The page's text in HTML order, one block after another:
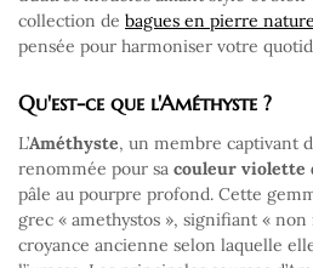
collection de bagues en pierre
pensée pour harmoniser votre
Qu'est-ce que l'Améthyste ?
L’Améthyste, un membre captivant
renommée pour sa couleur violette
pâle au pourpre profond. Cette
grec « amethystos », signifiant «
croyance ancienne selon laquelle